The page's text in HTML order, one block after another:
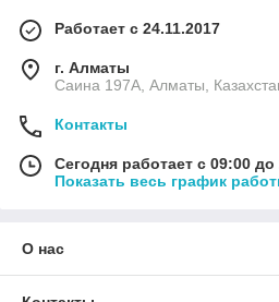
Работает с 24.11.2017
г. Алматы
Саина 197А, Алматы,
Контакты
Сегодня работает с 09:00 до
Показать весь график
О нас